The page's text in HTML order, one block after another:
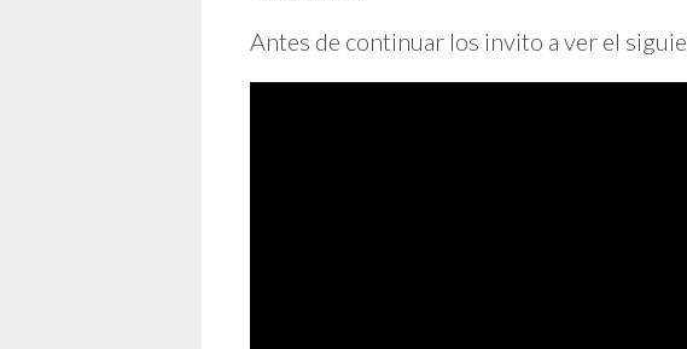
Antes de continuar los invito a ver el